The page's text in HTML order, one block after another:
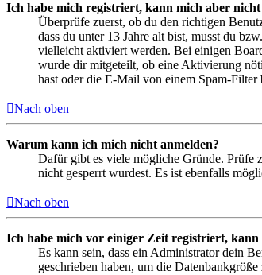
Ich habe mich registriert, kann mich aber nicht
Überprüfe zuerst, ob du den richtigen
dass du unter 13 Jahre alt bist, musst du
vielleicht aktiviert werden. Bei einigen
wurde dir mitgeteilt, ob eine Aktivierung
hast oder die E-Mail von einem Spam-
Nach oben
Warum kann ich mich nicht anmelden?
Dafür gibt es viele mögliche Gründe. Prüfe
nicht gesperrt wurdest. Es ist ebenfalls
Nach oben
Ich habe mich vor einiger Zeit registriert,
Es kann sein, dass ein Administrator dein
geschrieben haben, um die